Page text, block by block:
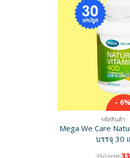
- 6%
รหัสสินค้า :
Mega We Care
บรรจุ 30
350 บาท